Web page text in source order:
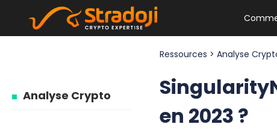
Analyse Crypto
Ressources >Analyse
en 2023 ?